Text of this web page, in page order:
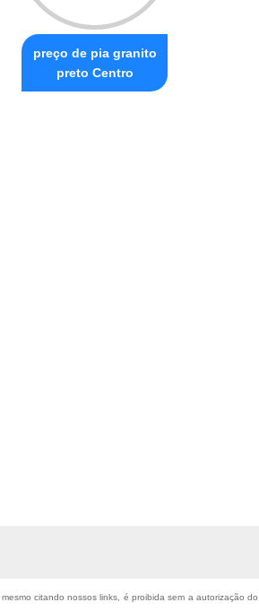
preço de pia granito
preto Centro
citando nossos links, é proibida sem a autorização